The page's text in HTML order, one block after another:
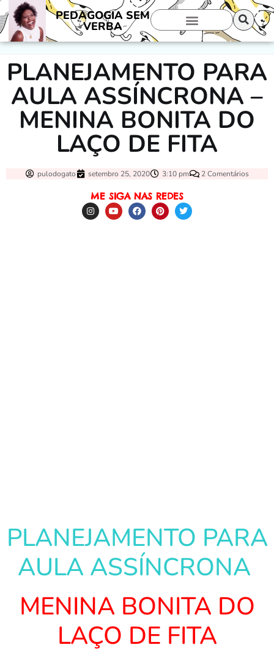
PEDAGOGIA SEM
VERBA
PLANEJAMENTO PARA
AULA ASSÍNCRONA –
MENINA BONITA DO
LAÇO DE FITA
pulodogato setembro 25, 2020 3:10 pm 2 Comentários
ME SIGA NAS REDES
PLANEJAMENTO PARA
AULA ASSÍNCRONA
MENINA BONITA DO
LAÇO DE FITA